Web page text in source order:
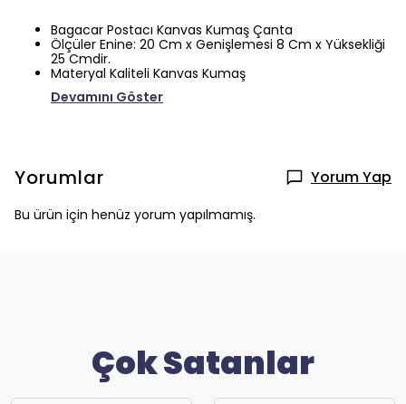
Bagacar Postacı Kanvas Kumaş Çanta
Ölçüler Enine: 20 Cm x Genişlemesi 8 Cm x Yüksekliği
25 Cmdir.
Materyal Kaliteli Kanvas Kumaş
Devamını Göster
Yorumlar Yorum Yap
Bu ürün için henüz yorum yapılmamış.
Çok Satanlar